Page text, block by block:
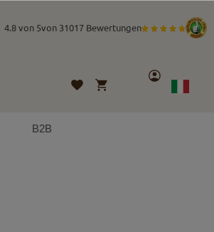
4.8 von 5von 31017 Bewertungen
Lista
desideri
Carrello
Account
Lingua
B2B